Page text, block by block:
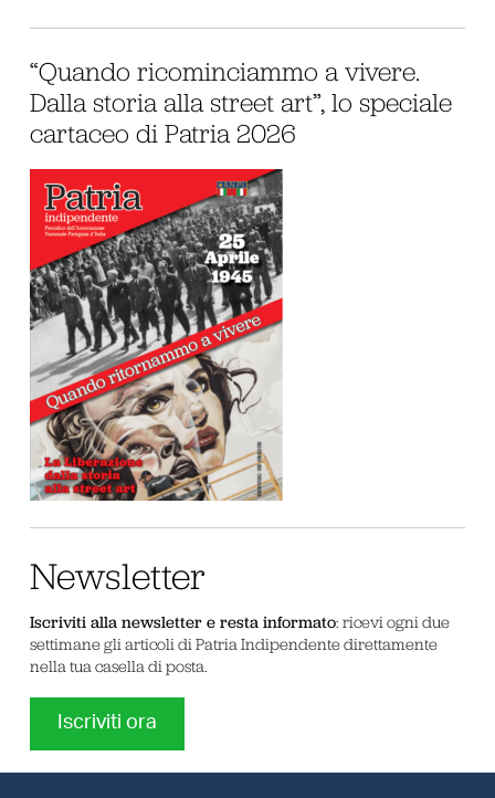
“Quando ricominciammo a vivere.
Dalla storia alla street art”, lo speciale
cartaceo di Patria 2026
Newsletter
Iscriviti alla newsletter e resta informato: ricevi ogni due
settimane gli articoli di Patria Indipendente direttamente
nella tua casella di posta.
Iscriviti ora